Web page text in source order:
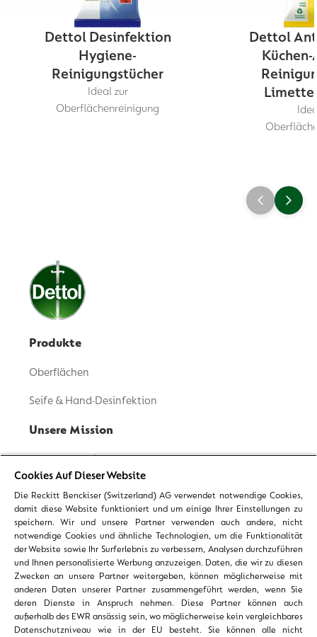
Dettol Desinfektion
Hygiene-
Reinigungstücher
Ideal zur
Oberflächenreinigung
Dettol
Limette
Produkte
Oberflächen
Seife & Hand-Desinfektion
Unsere Mission
Unsere Geschichte
Nachhaltigkeit
Gesunde Gewohnheiten
Expertentipps
Zuhause
Körperpflege
Cookies Auf Dieser Website
Die Reckitt Benckiser (Switzerland) AG verwendet notwendige Cookies,
damit diese Website funktioniert und um einige Ihrer Einstellungen zu
speichern. Wir und unsere Partner verwenden auch andere, nicht
notwendige Cookies und ähnliche Technologien, um die Funktionalität
der Website sowie Ihr Surferlebnis zu verbessern, Analysen durchzuführen
und Ihnen personalisierte Werbung anzuzeigen. Daten, die wir zu diesen
Zwecken an unsere Partner weitergeben, können möglicherweise mit
anderen Daten unserer Partner zusammengeführt werden, wenn Sie
deren Dienste in Anspruch nehmen. Diese Partner können auch
außerhalb des EWR ansässig sein, wo möglicherweise kein vergleichbares
Datenschutzniveau wie in der EU besteht. Sie können alle nicht